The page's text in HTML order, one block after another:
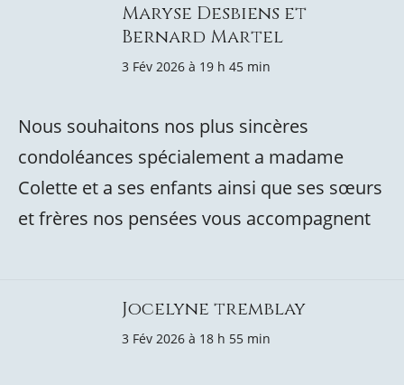
Maryse Desbiens et
Bernard Martel
3 Fév 2026 à 19 h 45 min
Nous souhaitons nos plus sincères
condoléances spécialement a madame
Colette et a ses enfants ainsi que ses sœurs
et frères nos pensées vous accompagnent
Jocelyne tremblay
3 Fév 2026 à 18 h 55 min